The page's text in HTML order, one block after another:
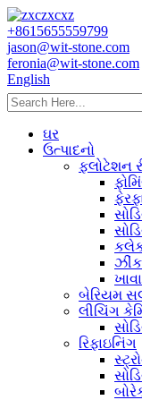
+8615655559799
jason@wit-stone.com
feronia@wit-stone.com
English
ઘર
ઉત્પાદનો
ફ્લોટેશન
ઝીંક
બેરિયમ
લીચિંગ
રિફાઇનિંગ